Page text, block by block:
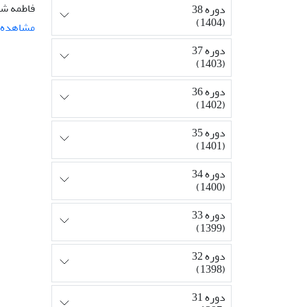
فاطمه
مشاهده
دوره 38
(1404)
دوره 37
(1403)
دوره 36
(1402)
دوره 35
(1401)
دوره 34
(1400)
دوره 33
(1399)
دوره 32
(1398)
دوره 31